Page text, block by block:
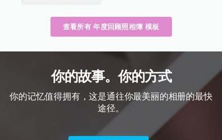
查看所有 年度回顾照相簿 模板
你的故事。你的方式
你的记忆值得拥有，这是通往你最美丽的相册的最快
途径。